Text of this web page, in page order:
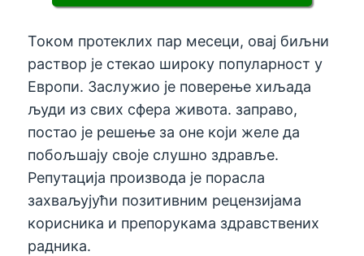
Током протеклих пар месеци, овај биљни
раствор је стекао широку популарност у
Европи. Заслужио је поверење хиљада
људи из свих сфера живота. заправо,
постао је решење за оне који желе да
побољшају своје слушно здравље.
Репутација производа је порасла
захваљујући позитивним рецензијама
корисника и препорукама здравствених
радника.